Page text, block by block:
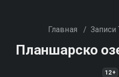
Главная /
Планшарско
12+